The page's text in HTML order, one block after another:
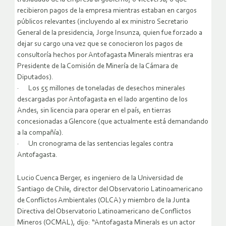
recibieron pagos de la empresa mientras estaban en cargos
públicos relevantes (incluyendo al ex ministro Secretario
General de la presidencia, Jorge Insunza, quien fue forzado a
dejar su cargo una vez que se conocieron los pagos de
consultoría hechos por Antofagasta Minerals mientras era
Presidente de la Comisión de Minería de la Cámara de
Diputados).
· Los 55 millones de toneladas de desechos minerales
descargadas por Antofagasta en el lado argentino de los
Andes, sin licencia para operar en el país, en tierras
concesionadas a Glencore (que actualmente está demandando
a la compañía).
· Un cronograma de las sentencias legales contra
Antofagasta.
Lucio Cuenca Berger, es ingeniero de la Universidad de
Santiago de Chile, director del Observatorio Latinoamericano
de Conflictos Ambientales (OLCA) y miembro de la Junta
Directiva del Observatorio Latinoamericano de Conflictos
Mineros (OCMAL), dijo: “Antofagasta Minerals es un actor